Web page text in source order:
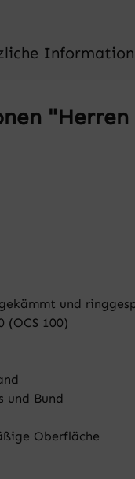
"Herren
und
(OCS 100)
und Bund
Oberfläche